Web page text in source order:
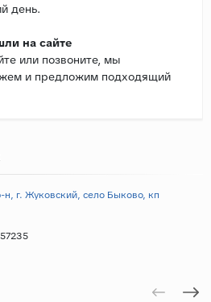
день.
на сайте
или позвоните, мы
и предложим подходящий
г. Жуковский, село Быково, кп